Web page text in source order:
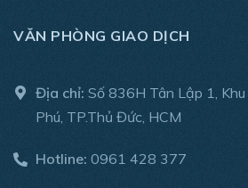
VĂN PHÒNG GIAO DỊCH
Địa chỉ: Số 836H Tân Lập 1,
Phú, TP.Thủ Đức, HCM
Hotline: 0961 428 377